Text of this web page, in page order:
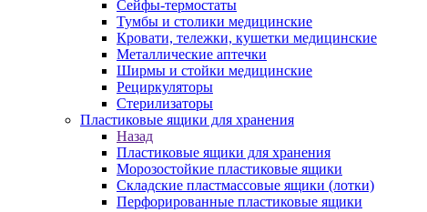
Сейфы-термостаты
Тумбы и столики медицинские
Кровати, тележки, кушетки медицинские
Металлические аптечки
Ширмы и стойки медицинские
Рециркуляторы
Стерилизаторы
Пластиковые ящики для хранения
Назад
Пластиковые ящики для хранения
Морозостойкие пластиковые ящики
Складские пластмассовые ящики (лотки)
Перфорированные пластиковые ящики